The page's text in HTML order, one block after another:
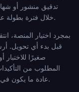
تدقيق منشور أو
خلال فترة بطولة عالية الحركة عندما تتكاثر المنصات الجديدة بسرعة.
بمجرد اختيار المنصة،
صغيرًا للاختبار
المطلوب من
عادة ما يكون في نطاق بضع دقائق في ظل ظروف الشبكة العادية.